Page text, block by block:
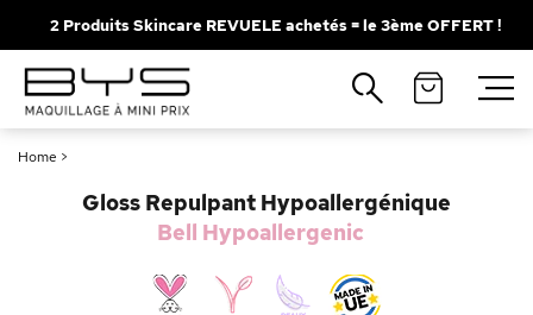
2 Produits Skincare REVUELE achetés = le 3ème OFFERT !
Home >
Gloss Repulpant Hypoallergénique
Bell Hypoallergenic
Fermer
Recherches populaires
Solaire
Brumes
Blush
Rouge à Lèvres